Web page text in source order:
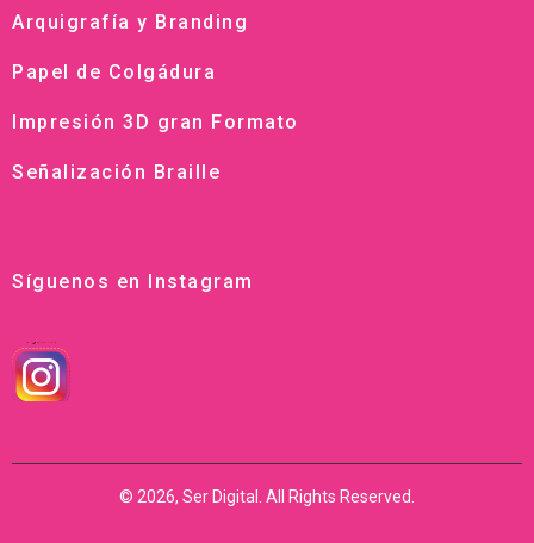
Arquigrafía y Branding
Papel de Colgádura
Impresión 3D gran Formato
Señalización Braille
Síguenos en Instagram
© 2026, Ser Digital. All Rights Reserved.